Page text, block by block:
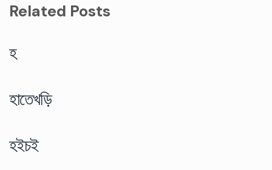
Related Posts
হ
হাতেখড়ি
হইচই